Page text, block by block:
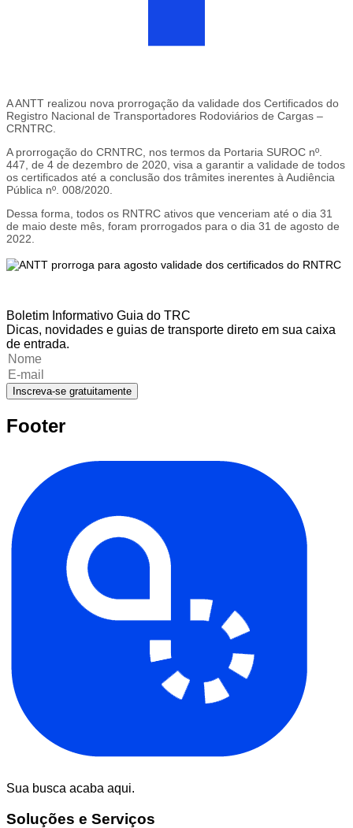
A ANTT realizou nova prorrogação da validade dos Certificados do
Registro Nacional de Transportadores Rodoviários de Cargas –
CRNTRC.
A prorrogação do CRNTRC, nos termos da Portaria SUROC nº.
447, de 4 de dezembro de 2020, visa a garantir a validade de todos
os certificados até a conclusão dos trâmites inerentes à Audiência
Pública nº. 008/2020.
Dessa forma, todos os RNTRC ativos que venceriam até o dia 31
de maio deste mês, foram prorrogados para o dia 31 de agosto de
2022.
Boletim Informativo Guia do TRC
Dicas, novidades e guias de transporte direto em sua caixa
de entrada.
Inscreva-se gratuitamente
Footer
Sua busca acaba aqui.
Soluções e Serviços